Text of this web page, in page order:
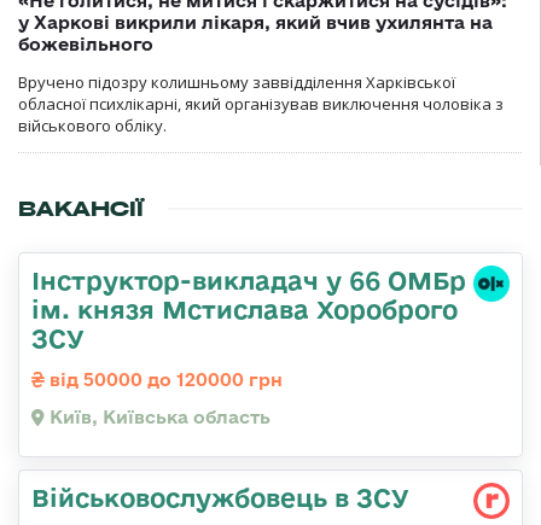
у Харкові викрили лікаря, який вчив ухилянта на
божевільного
Вручено підозру колишньому заввідділення Харківської
обласної психлікарні, який організував виключення чоловіка з
військового обліку.
ВАКАНСІЇ
Інструктор-викладач у 66 ОМБр
ім. князя Мстислава Хороброго
ЗСУ
від 50000 до 120000 грн
Київ, Київська область
Військовослужбовець в ЗСУ